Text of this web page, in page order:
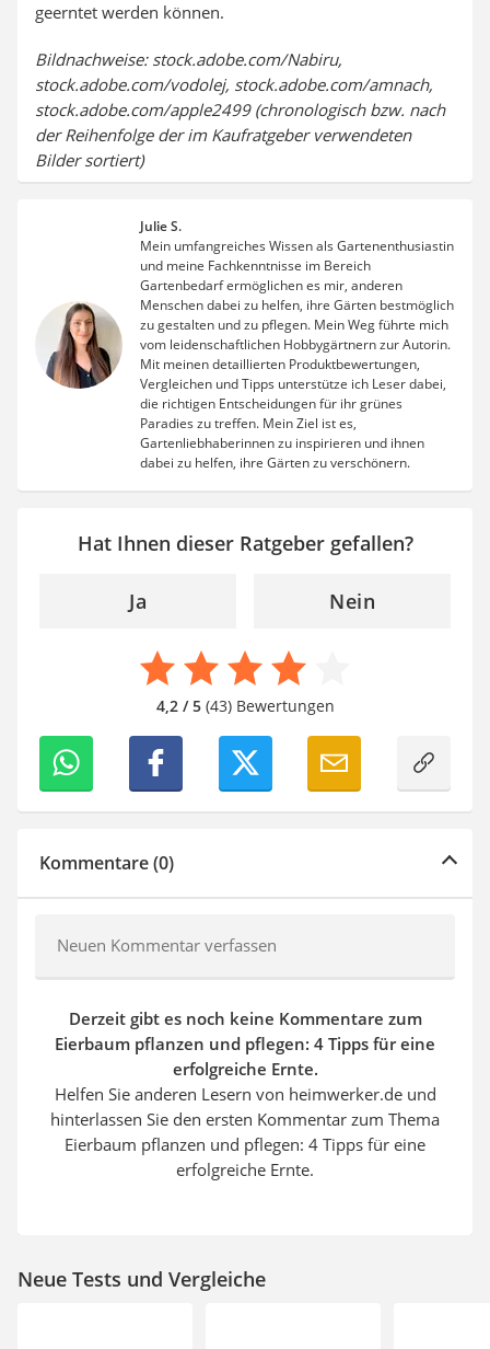
geerntet werden können.
Bildnachweise: stock.adobe.com/Nabiru,
stock.adobe.com/vodolej, stock.adobe.com/amnach,
stock.adobe.com/apple2499 (chronologisch bzw. nach
der Reihenfolge der im Kaufratgeber verwendeten
Bilder sortiert)
Julie S.
Mein umfangreiches Wissen als Gartenenthusiastin
und meine Fachkenntnisse im Bereich
Gartenbedarf ermöglichen es mir, anderen
Menschen dabei zu helfen, ihre Gärten bestmöglich
zu gestalten und zu pflegen. Mein Weg führte mich
vom leidenschaftlichen Hobbygärtnern zur Autorin.
Mit meinen detaillierten Produktbewertungen,
Vergleichen und Tipps unterstütze ich Leser dabei,
die richtigen Entscheidungen für ihr grünes
Paradies zu treffen. Mein Ziel ist es,
Gartenliebhaberinnen zu inspirieren und ihnen
dabei zu helfen, ihre Gärten zu verschönern.
Hat Ihnen dieser Ratgeber gefallen?
Ja Nein
4,2 / 5(43) Bewertungen
Kommentare (0)
Neuen Kommentar verfassen
Derzeit gibt es noch keine Kommentare zum
Eierbaum pflanzen und pflegen: 4 Tipps für eine
erfolgreiche Ernte.
Helfen Sie anderen Lesern von heimwerker.de und
hinterlassen Sie den ersten Kommentar zum Thema
Eierbaum pflanzen und pflegen: 4 Tipps für eine
erfolgreiche Ernte.
Neue Tests und Vergleiche